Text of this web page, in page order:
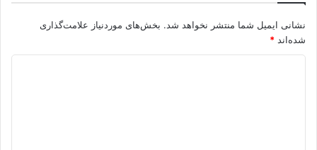
نشانی ایمیل شما منتشر نخواهد شد. بخش‌های موردنیاز علامت‌گذاری
شده‌اند *